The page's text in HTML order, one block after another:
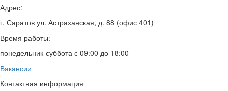
Адрес:
г. Саратов ул. Астраханская, д. 88 (офис 401)
Время работы:
понедельник-суббота с 09:00 до 18:00
Вакансии
Контактная информация